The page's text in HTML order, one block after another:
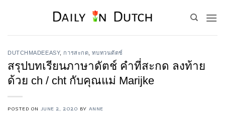
DUTCHMADEEASY, การสะกด ,ทบทวนดัตช์
สรุปบทเรียนภาษาดัตช์ คำที่สะกด ลงท้าย
ด้วย ch / cht กับคุณแม่ Marijke
POSTED ON JUNE 2, 2020 BY ANNE